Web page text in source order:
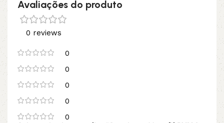
Avaliações do produto
0 reviews
0
0
0
0
0